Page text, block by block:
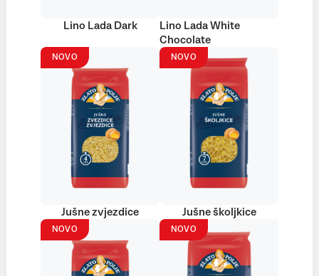
Lino Lada Dark
Lino Lada White
Chocolate
NOVO
Jušne zvjezdice
NOVO
Jušne školjkice
NOVO NOVO